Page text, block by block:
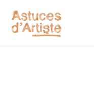
content